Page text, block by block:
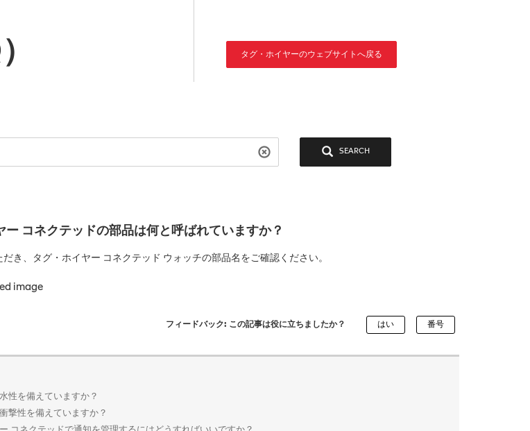
タグ・ホイヤーのウェブサイトへ戻る
SEARCH
ー コネクテッドの部品は何と呼ばれていますか？
だき、タグ・ホイヤー コネクテッド ウォッチの部品名をご確認ください。
フィードバック: この記事は役に立ちましたか？
性を備えていますか？
撃性を備えていますか？